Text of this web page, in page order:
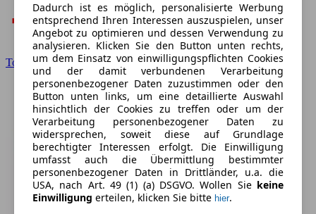
Toyota
Dadurch ist es möglich, personalisierte Werbung
entsprechend Ihren Interessen auszuspielen, unser
Angebot zu optimieren und dessen Verwendung zu
analysieren. Klicken Sie den Button unten rechts,
um dem Einsatz von einwilligungspflichten Cookies
und der damit verbundenen Verarbeitung
personenbezogener Daten zuzustimmen oder den
Button unten links, um eine detaillierte Auswahl
hinsichtlich der Cookies zu treffen oder um der
Verarbeitung personenbezogener Daten zu
widersprechen, soweit diese auf Grundlage
berechtigter Interessen erfolgt. Die Einwilligung
umfasst auch die Übermittlung bestimmter
personenbezogener Daten in Drittländer, u.a. die
USA, nach Art. 49 (1) (a) DSGVO. Wollen Sie keine
Einwilligung erteilen, klicken Sie bitte hier.